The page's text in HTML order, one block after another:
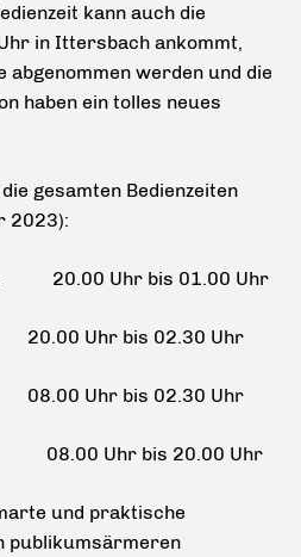
kann auch die
in Ittersbach ankommt,
abgenommen werden und die
haben ein tolles neues
gesamten Bedienzeiten
2023):
20.00 Uhr bis 01.00 Uhr
bis 02.30 Uhr
bis 02.30 Uhr
Uhr bis 20.00 Uhr
und praktische
publikumsärmeren